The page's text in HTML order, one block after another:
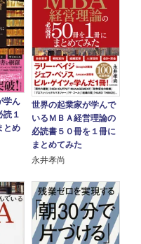
学ん
１
とめ
世界の起業家が学んで
いるＭＢＡ経営理論の
必読書５０冊を１冊に
まとめてみた
永井孝尚